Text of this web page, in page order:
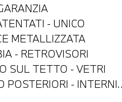
- UNICO
METALLIZZATA
- RETROVISORI
SUL TETTO - VETRI
POSTERIORI - INTERNI